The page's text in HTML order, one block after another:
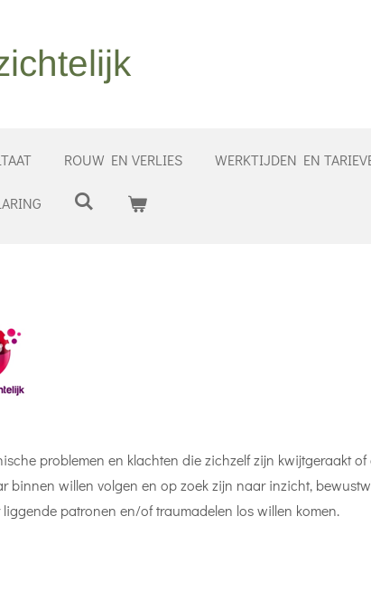
ROUW EN VERLIES WERKTIJDEN EN
problemen en klachten die zichzelf zijn kwijtgeraakt of
binnen willen volgen en op zoek zijn naar inzicht,
patronen en/of traumadelen los willen komen.